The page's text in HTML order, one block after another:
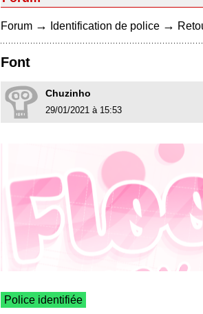
Forum → Identification de police →
Font
Chuzinho
29/01/2021 à 15:53
Police identifiée